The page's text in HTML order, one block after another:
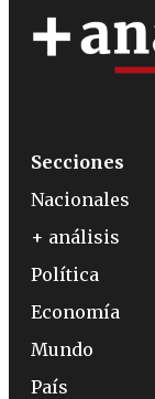
Secciones
Nacionales
+ análisis
Política
Economía
Mundo
País